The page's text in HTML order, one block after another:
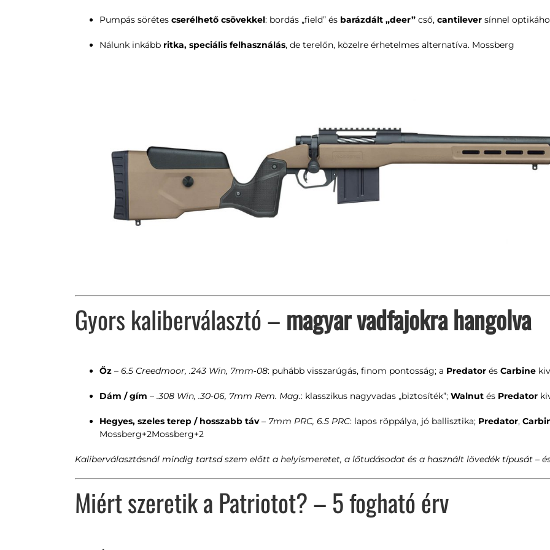
Pumpás sörétes cserélhető csövekkel: bordás „field” és barázdált „deer”cső, cantileversínnel
Nálunk inkább ritka, speciális felhasználás, de terelőn, közelre érhetelmes alternatíva. Mossberg
Gyors kaliberválasztó – magyar vadfajokra hangolva
Őz– 6.5 Creedmoor, .243 Win, 7mm‑08: puhább visszarúgás, finom pontosság; a Predatorés Carbine
Dám / gím – .308 Win, .30‑06, 7mm Rem. Mag.: klasszikus nagyvadas „biztosíték”; Walnutés Predator
Hegyes, szeles terep / hosszabb táv– 7mm PRC, 6.5 PRC: lapos röppálya, jó ballisztika; Predator,
Mossberg+2Mossberg+2
Kaliberválasztásnál mindig tartsd szem előtt a helyismeretet, a lőtudásodat és a használt lövedék típusát –
Miért szeretik a Patriotot? – 5 fogható érv